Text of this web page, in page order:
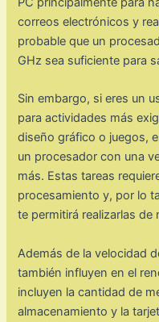
correos electrónicos y
probable que un
GHz sea suficiente para
Sin embargo, si eres un
para actividades más
diseño gráfico o juegos,
un procesador con una
más. Estas tareas
procesamiento y, por lo
te permitirá realizarlas de
Además de la velocidad
también influyen en el
incluyen la cantidad de
almacenamiento y la